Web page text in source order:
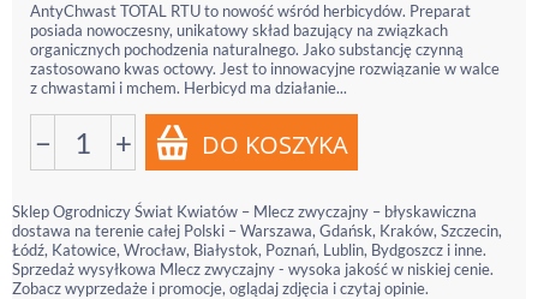
AntyChwast TOTAL RTU to nowość wśród herbicydów. Preparat
posiada nowoczesny, unikatowy skład bazujący na związkach
organicznych pochodzenia naturalnego. Jako substancję czynną
zastosowano kwas octowy. Jest to innowacyjne rozwiązanie w walce
z chwastami i mchem. Herbicyd ma działanie...
− +
Sklep Ogrodniczy Świat Kwiatów – Mlecz zwyczajny – błyskawiczna
dostawa na terenie całej Polski – Warszawa, Gdańsk, Kraków, Szczecin,
Łódź, Katowice, Wrocław, Białystok, Poznań, Lublin, Bydgoszcz i inne.
Sprzedaż wysyłkowa Mlecz zwyczajny - wysoka jakość w niskiej cenie.
Zobacz wyprzedaże i promocje, oglądaj zdjęcia i czytaj opinie.